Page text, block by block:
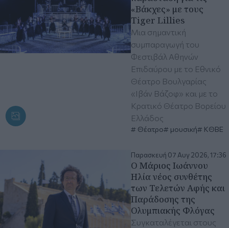
«Βάκχες» με τους
Tiger Lillies
Μια σημαντική
συμπαραγωγή του
Φεστιβάλ Αθηνών
Επιδαύρου με το Εθνικό
Θέατρο Βουλγαρίας
«Ιβάν Βάζοφ» και με το
Κρατικό Θέατρο Βορείου
Ελλάδος
Θέατρο μουσική ΚΘΒΕ
Παρασκευή 07 Αυγ 2026, 17:36
Ο Μάριος Ιωάννου
Ηλία νέος συνθέτης
των Τελετών Αφής και
Παράδοσης της
Ολυμπιακής Φλόγας
Συγκαταλέγεται στους